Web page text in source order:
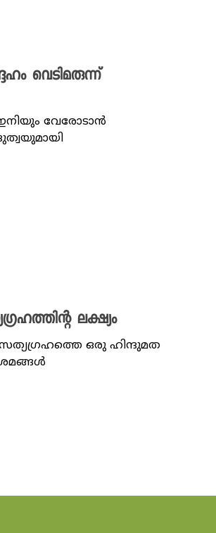
വെടിമരുന്ന്
വേരോടാൻ
ലക്ഷ്യം
ഒരു ഹിന്ദുമത